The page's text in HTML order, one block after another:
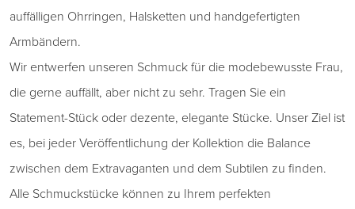
auffälligen Ohrringen, Halsketten und handgefertigten
Armbändern.
Wir entwerfen unseren Schmuck für die modebewusste Frau,
die gerne auffällt, aber nicht zu sehr. Tragen Sie ein
Statement-Stück oder dezente, elegante Stücke. Unser Ziel ist
es, bei jeder Veröffentlichung der Kollektion die Balance
zwischen dem Extravaganten und dem Subtilen zu finden.
Alle Schmuckstücke können zu Ihrem perfekten